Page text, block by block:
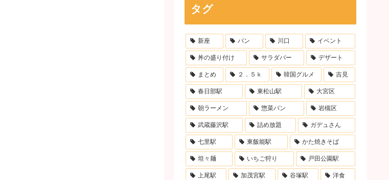
タグ
新座 パン 川口 イベント
丼の盛り付け サラダバー デザート
まとめ ２．５ｋ 韓国グルメ 吉見
春日部駅 東松山駅 大宮区
朝ラーメン 惣菜パン 岩槻区
武蔵藤沢駅 詰め放題 ガデュさん
七里駅 東飯能駅 かた焼きそば
坦々麺 いちご狩り 戸田公園駅
上尾駅 加茂宮駅 谷塚駅 洋食